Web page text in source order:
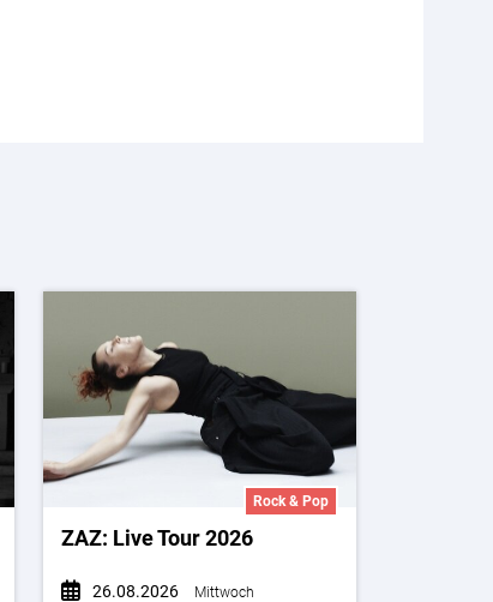
Rock & Pop
ZAZ: Live Tour 2026
26.08.2026 Mittwoch